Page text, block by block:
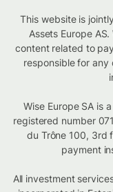
This website is
Assets Europe
content related to
responsible for
Wise Europe SA is
registered number
du Trône 100, 3rd
payment
All investment